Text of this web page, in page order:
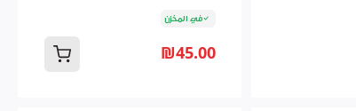
في المخزن
₪45.00